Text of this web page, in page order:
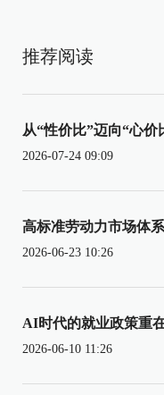
推荐阅读
从“性价比”迈向“心价
2026-07-24 09:09
高标准劳动力市场体
2026-06-23 10:26
AI时代的就业政策重
2026-06-10 11:26